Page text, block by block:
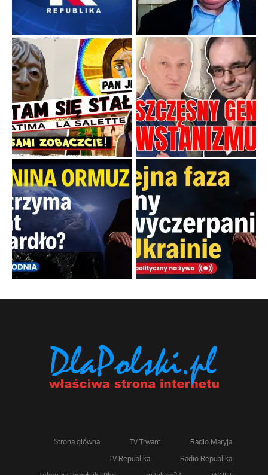
Strona główna TV Trwam
Radio Maryja
TV Republika
Radio Republika